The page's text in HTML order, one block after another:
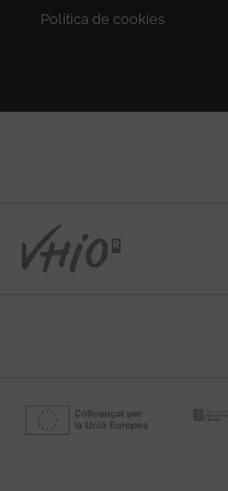
Política de cookies